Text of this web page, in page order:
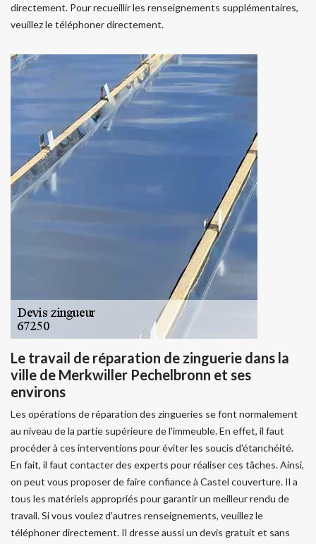
directement. Pour recueillir les renseignements supplémentaires,
veuillez le téléphoner directement.
Le travail de réparation de zinguerie dans la
ville de Merkwiller Pechelbronn et ses
environs
Les opérations de réparation des zingueries se font normalement
au niveau de la partie supérieure de l'immeuble. En effet, il faut
procéder à ces interventions pour éviter les soucis d'étanchéité.
En fait, il faut contacter des experts pour réaliser ces tâches. Ainsi,
on peut vous proposer de faire confiance à Castel couverture. Il a
tous les matériels appropriés pour garantir un meilleur rendu de
travail. Si vous voulez d'autres renseignements, veuillez le
téléphoner directement. Il dresse aussi un devis gratuit et sans